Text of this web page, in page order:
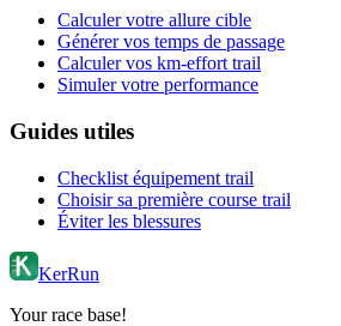
Calculer votre allure cible
Générer vos temps de passage
Calculer vos km-effort trail
Simuler votre performance
Guides utiles
Checklist équipement trail
Choisir sa première course trail
Éviter les blessures
KerRun
Your race base!